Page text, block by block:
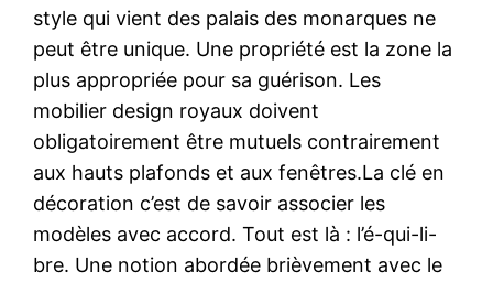
style qui vient des palais des monarques ne
peut être unique. Une propriété est la zone la
plus appropriée pour sa guérison. Les
mobilier design royaux doivent
obligatoirement être mutuels contrairement
aux hauts plafonds et aux fenêtres.La clé en
décoration c’est de savoir associer les
modèles avec accord. Tout est là : l’é-qui-li-
bre. Une notion abordée brièvement avec le